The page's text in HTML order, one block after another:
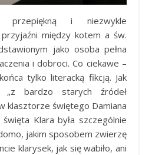
przepiękną i niezwykle
między kotem a św.
jako osoba pełna
i dobroci. Co ciekawe –
tylko literacką fikcją. Jak
„z bardzo starych źródeł
klasztorze świętego Damiana
Klara była szczególnie
jakim sposobem zwierzę
klarysek, jak się wabiło, ani